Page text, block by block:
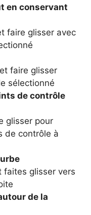
en conservant
faire glisser avec
faire glisser
sélectionné
de contrôle
glisser pour
de contrôle à
glisser vers
de la